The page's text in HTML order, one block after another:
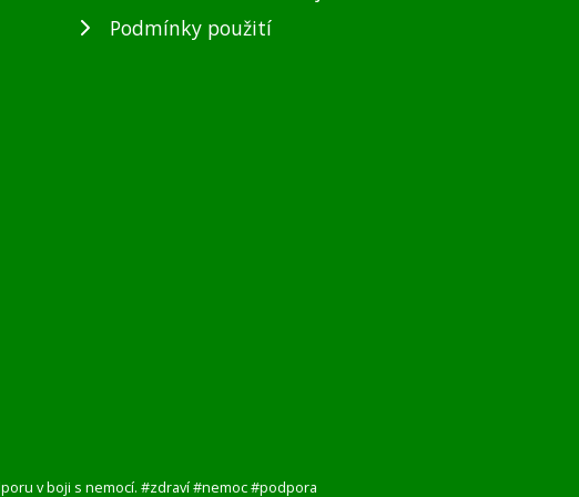
Podmínky použití
v boji s nemocí. #zdraví #nemoc #podpora